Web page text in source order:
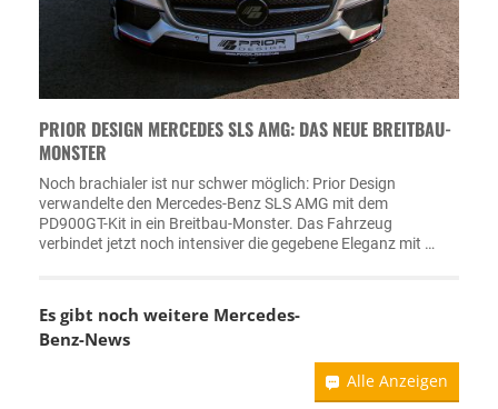
PRIOR DESIGN MERCEDES SLS AMG: DAS NEUE BREITBAU-
MONSTER
Noch brachialer ist nur schwer möglich: Prior Design
verwandelte den Mercedes-Benz SLS AMG mit dem
PD900GT-Kit in ein Breitbau-Monster. Das Fahrzeug
verbindet jetzt noch intensiver die gegebene Eleganz mit …
Es gibt noch weitere Mercedes-
Benz-News
Alle Anzeigen